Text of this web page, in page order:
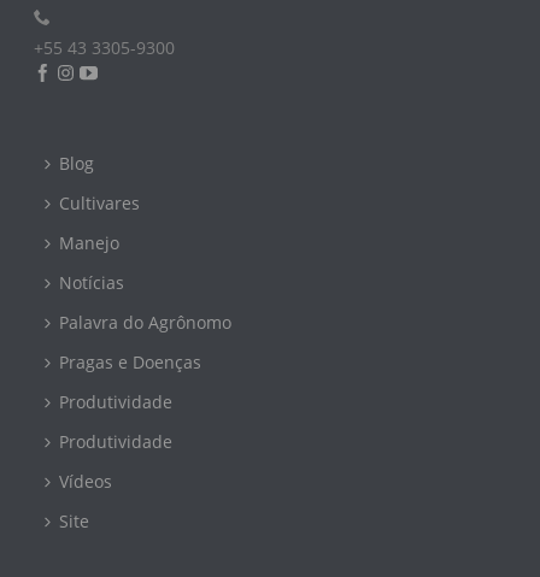
+55 43 3305-9300
Blog
Cultivares
Manejo
Notícias
Palavra do Agrônomo
Pragas e Doenças
Produtividade
Produtividade
Vídeos
Site